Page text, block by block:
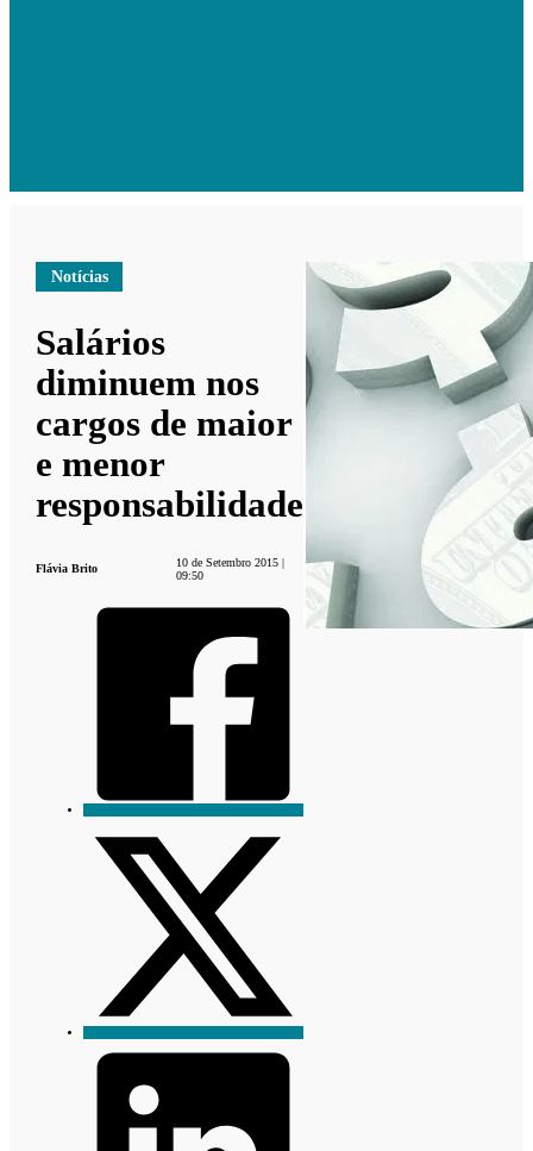
Notícias
Salários
diminuem nos
cargos de maior
e menor
responsabilidade
Flávia Brito
10 de Setembro 2015 |
09:50